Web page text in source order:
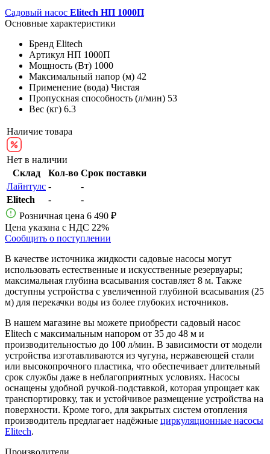
Садовый насос Elitech НП 1000П
Основные характеристики
Бренд Elitech
Артикул НП 1000П
Мощность (Вт) 1000
Максимальный напор (м) 42
Применение (вода) Чистая
Пропускная способность (л/мин) 53
Вес (кг) 6.3
Наличие товара
Нет в наличии
Склад
Кол-во Срок поставки
Лайнтулс -
-
Elitech
-
-
Розничная цена 6 490 ₽
Цена указана с НДС 22%
Сообщить о поступлении
В качестве источника жидкости садовые насосы могут
использовать естественные и искусственные резервуары;
максимальная глубина всасывания составляет 8 м. Также
доступны устройства с увеличенной глубиной всасывания (25
м) для перекачки воды из более глубоких источников.
В нашем магазине вы можете приобрести садовый насос
Elitech с максимальным напором от 35 до 48 м и
производительностью до 100 л/мин. В зависимости от модели
устройства изготавливаются из чугуна, нержавеющей стали
или высокопрочного пластика, что обеспечивает длительный
срок службы даже в неблагоприятных условиях. Насосы
оснащены удобной ручкой-подставкой, которая упрощает как
транспортировку, так и устойчивое размещение устройства на
поверхности. Кроме того, для закрытых систем отопления
производитель предлагает надёжные циркуляционные насосы
Elitech.
Производители